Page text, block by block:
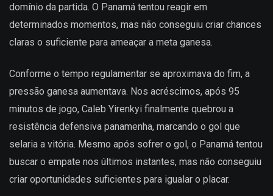
domínio da partida. O Panamá tentou reagir em
determinados momentos, mas não conseguiu criar chances
claras o suficiente para ameaçar a meta ganesa.
Conforme o tempo regulamentar se aproximava do fim, a
pressão ganesa aumentava. Nos acréscimos, após 95
minutos de jogo, Caleb Yirenkyi finalmente quebrou a
resistência defensiva panamenha, marcando o gol que
selaria a vitória. Mesmo após sofrer o gol, o Panamá tentou
buscar o empate nos últimos instantes, mas não conseguiu
criar oportunidades suficientes para igualar o placar.